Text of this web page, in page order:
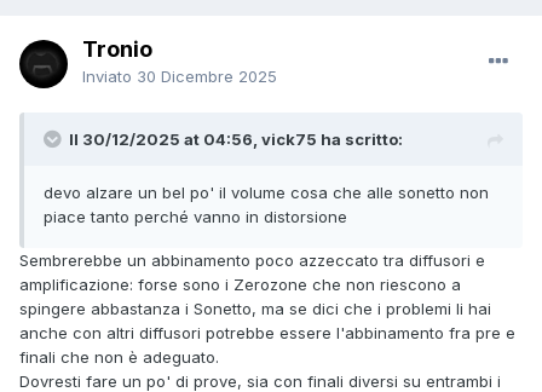
Tronio
Inviato 30 Dicembre 2025
Il 30/12/2025 at 04:56, vick75 ha scritto:
devo alzare un bel po' il volume cosa che alle sonetto non
piace tanto perché vanno in distorsione
Sembrerebbe un abbinamento poco azzeccato tra diffusori e
amplificazione: forse sono i Zerozone che non riescono a
spingere abbastanza i Sonetto, ma se dici che i problemi li hai
anche con altri diffusori potrebbe essere l'abbinamento fra pre e
finali che non è adeguato.
Dovresti fare un po' di prove, sia con finali diversi su entrambi i